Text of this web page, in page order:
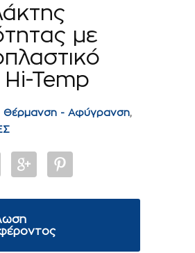
µε
Temp
Θέρμανση - Αφύγρανση